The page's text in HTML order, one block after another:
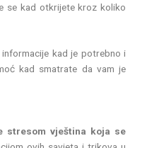
se kad otkrijete kroz koliko
kad je potrebno i
kad smatrate da vam je
stresom vještina koja se